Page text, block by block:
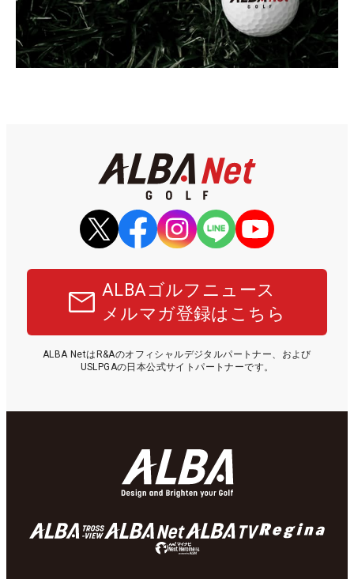
ALBAゴルフニュース
メルマガ登録はこちら
ALBA NetはR&Aのオフィシャルデジタルパートナー、および
USLPGAの日本公式サイトパートナーです。